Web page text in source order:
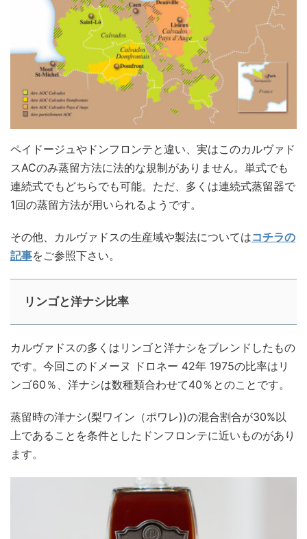
ペイドージュやドンフロンテと違い、実はこのカルヴァド
スACのみ蒸留方法に法的な規制がありません。単式でも
連続式でもどちらでも可能。ただ、多くは連続式蒸留器で
1回の蒸留方法が用いられるようです。
その他、カルヴァドスの生産域や製法についてはコチラの
記事をご参照下さい。
リンゴと洋ナシ比率
カルヴァドスの多くはリンゴと洋ナシをブレンドしたもの
です。今回このドメーヌ ドロネー 42年 1975の比率はリ
ンゴ60％、洋ナシは数種類合わせて40％とのことです。
蒸留時の洋ナシ(梨ワイン（ポワレ))の混合割合が30%以
上であることを条件としたドンフロンテに近いものがあり
ます。